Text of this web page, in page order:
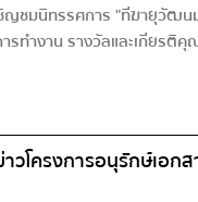
ญชมนิทรรศการ "ทีฆายุวัฒ
รทำงาน รางวัลและเกียร
าวโครงการอนุรักษ์เอ